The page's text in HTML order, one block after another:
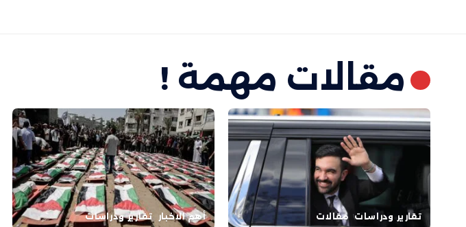
مقالات مهمة !
تقارير ودراسات مقالات أهم الاخبار تقارير ودراسات